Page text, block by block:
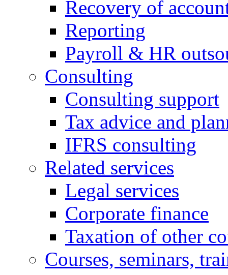
Recovery of
Reporting
Payroll & HR
Consulting
Consulting support
Tax advice and
IFRS consulting
Related services
Legal services
Corporate finance
Taxation of other
Courses, seminars,